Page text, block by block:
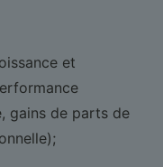
et
gains de parts de